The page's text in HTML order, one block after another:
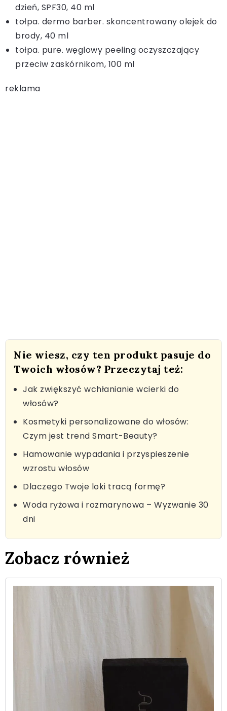
dzień, SPF30, 40 ml
tołpa. dermo barber. skoncentrowany olejek do
brody, 40 ml
tołpa. pure. węglowy peeling oczyszczający
przeciw zaskórnikom, 100 ml
reklama
Nie wiesz, czy ten produkt pasuje do
Twoich włosów? Przeczytaj też:
Jak zwiększyć wchłanianie wcierki do
włosów?
Kosmetyki personalizowane do włosów:
Czym jest trend Smart-Beauty?
Hamowanie wypadania i przyspieszenie
wzrostu włosów
Dlaczego Twoje loki tracą formę?
Woda ryżowa i rozmarynowa – Wyzwanie 30
dni
Zobacz również